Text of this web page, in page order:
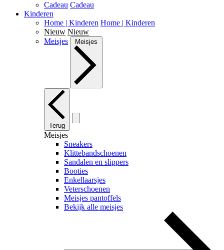
Cadeau Cadeau
Kinderen
Home | Kinderen Home | Kinderen
Nieuw Nieuw
Meisjes
Meisjes
Terug
Meisjes
Sneakers
Klittebandschoenen
Sandalen en slippers
Booties
Enkellaarsjes
Veterschoenen
Meisjes pantoffels
Bekijk alle meisjes